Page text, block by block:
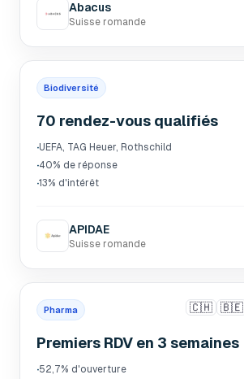
Abacus
Suisse romande
Biodiversité
70 rendez-vous qualifiés
·UEFA, TAG Heuer, Rothschild
·40% de réponse
·13% d'intérêt
APIDAE
Suisse romande
Pharma 🇨🇭 🇧🇪
Premiers RDV en 3 semaines
·52,7% d'ouverture